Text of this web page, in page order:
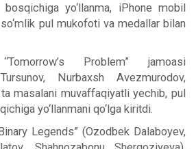
yo‘llanma, iPhone mobil
pul mukofoti va medallar bilan
Problem” jamoasi
Nurbaxsh Avezmurodov,
masalani muvaffaqiyatli yechib, pul
yo‘llanmani qo‘lga kiritdi.
Legends” (Ozodbek Dalaboyev,